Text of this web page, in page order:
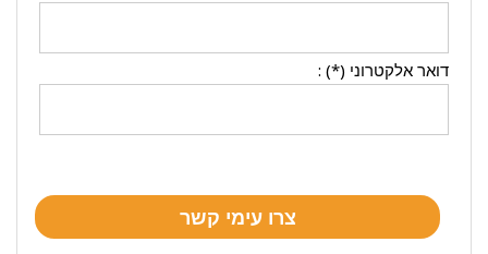
דואר אלקטרוני (*) :